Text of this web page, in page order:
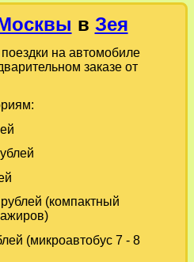
в Зея
на автомобиле
заказе от
(компактный
(микроавтобус 7 - 8